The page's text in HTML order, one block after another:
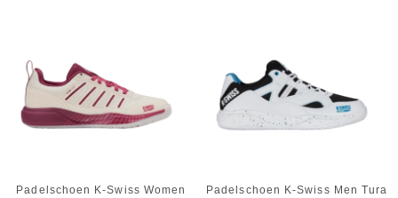
Padelschoen K-Swiss Women
Padelschoen K-Swiss Men Tura